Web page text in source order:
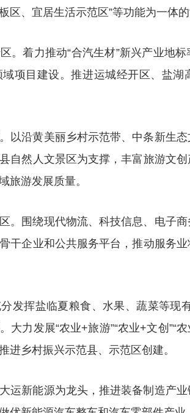
区、宜居生活示范区”等功能为一体的
。着力推动“合汽生材”新兴产业地
项目建设。推进运城经开区、盐湖
以沿黄美丽乡村示范带、中条新生
自然人文景区为支撑，丰富旅游文
旅游发展质量。
。围绕现代物流、科技信息、电子
干企业和公共服务平台，推动服务
发挥盐临夏粮食、水果、蔬菜等现
大力发展“农业+旅游”“农业+文创”“
进乡村振兴示范县、示范区创建。
运新能源为龙头，推进装备制造产